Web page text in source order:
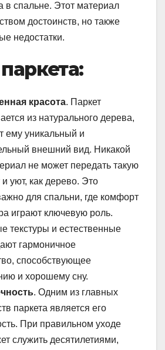
в спальне. Этот материал
достоинств, но также
недостатки.
красота. Паркет
из натурального дерева,
ему уникальный и
внешний вид. Никакой
не может передать такую
уют, как дерево. Это
для спальни, где комфорт
играют ключевую роль.
текстуры и естественные
гармоничное
способствующее
и хорошему сну.
. Одним из главных
паркета является его
При правильном уходе
служить десятилетиями,